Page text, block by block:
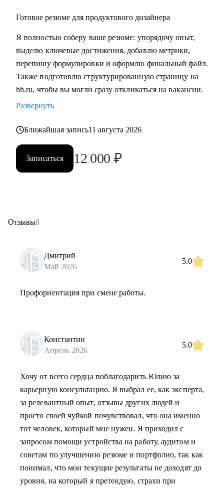
Готовое резюме для продуктового дизайнера
Я полностью соберу ваше резюме: упорядочу опыт,
выделю ключевые достижения, добавлю метрики,
перепишу формулировки и оформлю финальный файл.
Также подготовлю структурированную страницу на
hh.ru, чтобы вы могли сразу откликаться на вакансии.
Развернуть
Ближайшая запись11 августа 2026
Записаться 12 000 ₽
Отзывы8
Дмитрий
Май 2026
5.0
Профориентация при смене работы.
Константин
Апрель 2026
5.0
Хочу от всего сердца поблагодарить Юлию за
карьерную консультацию. Я выбрал ее, как эксперта,
за релевантный опыт, отзывы других людей и
просто своей чуйкой почувствовал, что она именно
тот человек, который мне нужен. Я приходил с
запросом помощи устройства на работу, аудитом и
советам по улучшению резюме и портфолио, так как
понимал, что мои текущие результаты не доходят до
уровня, на который я претендую, страхи при